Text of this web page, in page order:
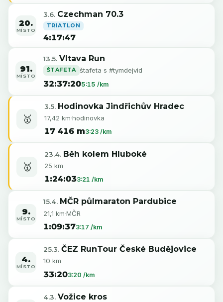
20.
MÍSTO
3.6. Czechman 70.3
TRIATLON
4:17:47
91.
MÍSTO
13.5. Vltava Run
ŠTAFETA štafeta s #tymdejvid
32:37:205:15 /km
🥇
3.5. Hodinovka Jindřichův Hradec
17,42 km·hodinovka
17 416 m3:23 /km
🥇
23.4. Běh kolem Hluboké
25 km
1:24:033:21 /km
9.
MÍSTO
15.4. MČR půlmaraton Pardubice
21,1 km·MČR
1:09:373:17 /km
4.
MÍSTO
25.3. ČEZ RunTour České Budějovice
10 km
33:203:20 /km
4.3. Vožice kros